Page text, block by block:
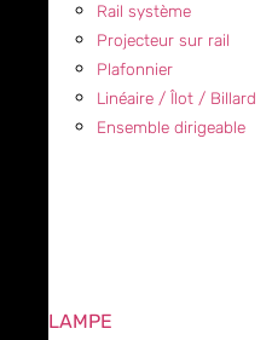
Rail système
Projecteur sur rail
Plafonnier
Linéaire / Îlot / Billard
Ensemble dirigeable
LAMPE